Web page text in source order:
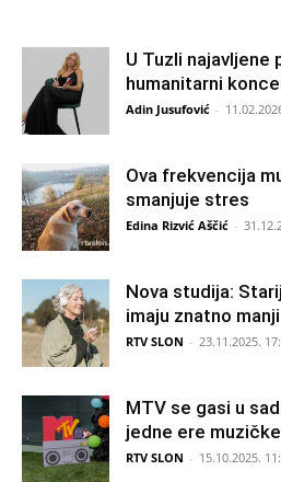
U Tuzli najavljene
humanitarni
Adin Jusufović -
Ova frekvencija
smanjuje stres
Edina Rizvić Aščić -
Nova studija:
imaju znatno
RTV SLON - 23.11.2025.
MTV se gasi u
jedne ere
RTV SLON - 15.10.2025.